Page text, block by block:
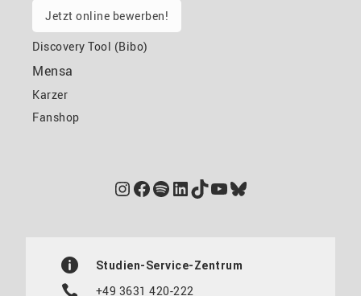
Jetzt online bewerben!
Discovery Tool (Bibo)
Mensa
Karzer
Fanshop
Instagram
Facebook
Spotify
LinkedIn
TikTok
YouTube
Bluesky
Studien-Service-Zentrum
+49 3631 420-222